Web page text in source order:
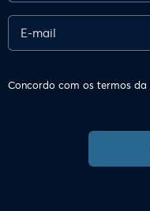
Concordo com os termos da